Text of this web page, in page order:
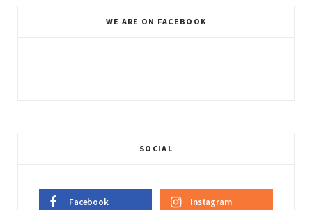
WE ARE ON FACEBOOK
SOCIAL
Facebook Instagram